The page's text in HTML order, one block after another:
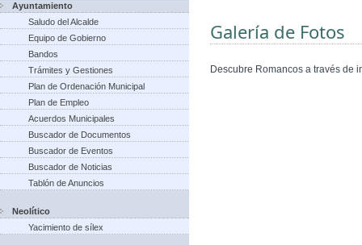
Ayuntamiento
Saludo del Alcalde
Equipo de Gobierno
Bandos
Trámites y Gestiones
Plan de Ordenación Municipal
Plan de Empleo
Acuerdos Municipales
Buscador de Documentos
Buscador de Eventos
Buscador de Noticias
Tablón de Anuncios
Neolítico
Yacimiento de sílex
Galería de Fotos
Descubre Romancos a través de